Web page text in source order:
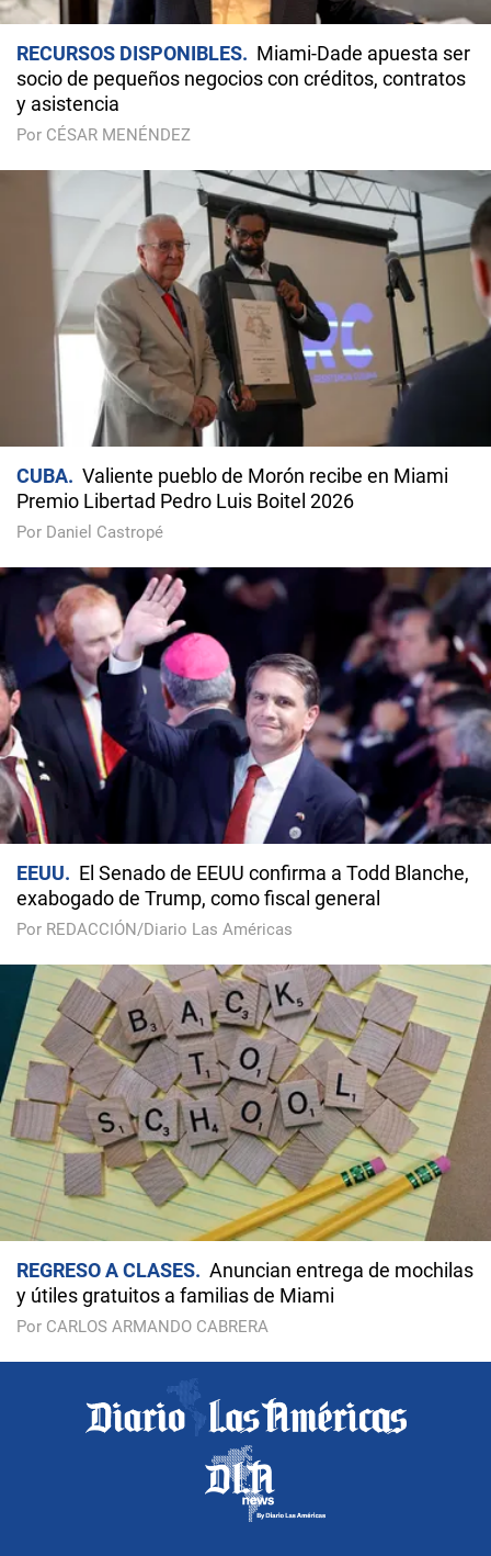
RECURSOS DISPONIBLES
Miami-Dade apuesta ser
socio de pequeños negocios con créditos, contratos
y asistencia
Por CÉSAR MENÉNDEZ
CUBA
Valiente pueblo de Morón recibe en Miami
Premio Libertad Pedro Luis Boitel 2026
Por Daniel Castropé
EEUU
El Senado de EEUU confirma a Todd Blanche,
exabogado de Trump, como fiscal general
Por REDACCIÓN/Diario Las Américas
REGRESO A CLASES
Anuncian entrega de mochilas
y útiles gratuitos a familias de Miami
Por CARLOS ARMANDO CABRERA